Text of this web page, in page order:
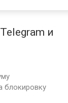
и
блокировку